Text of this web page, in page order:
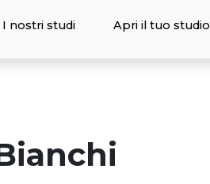
I nostri studi Apri il tuo studio